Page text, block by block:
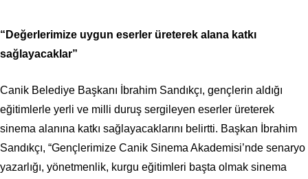
“Değerlerimize uygun eserler üreterek alana katkı
sağlayacaklar”
Canik Belediye Başkanı İbrahim Sandıkçı, gençlerin aldığı
eğitimlerle yerli ve milli duruş sergileyen eserler üreterek
sinema alanına katkı sağlayacaklarını belirtti. Başkan İbrahim
Sandıkçı, “Gençlerimize Canik Sinema Akademisi’nde senaryo
yazarlığı, yönetmenlik, kurgu eğitimleri başta olmak sinema